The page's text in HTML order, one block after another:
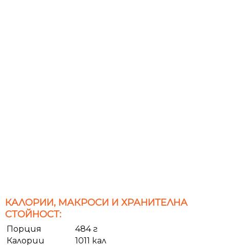
КАЛОРИИ, МАКРОСИ И ХРАНИТЕЛНА
СТОЙНОСТ:
Порция
484 г
Калории
1011 кал